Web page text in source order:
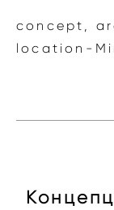
concept,
location-